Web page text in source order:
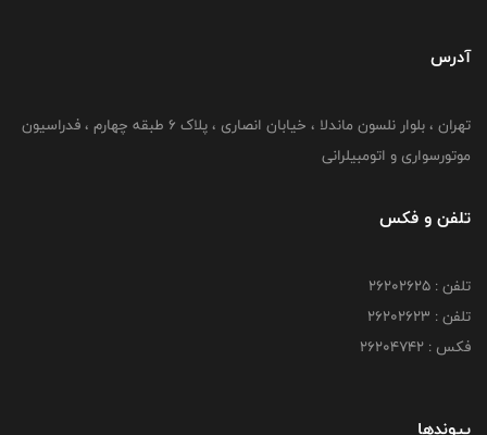
آدرس
تهران ، بلوار نلسون ماندلا ، خیابان انصاری ، پلاک ۶ طبقه چهارم ، فدراسیون
موتورسواری و اتومبیلرانی
تلفن و فکس
تلفن : ۲۶۲۰۲۶۲۵
تلفن : ۲۶۲۰۲۶۲۳
فکس : ۲۶۲۰۴۷۴۲
پیوندها